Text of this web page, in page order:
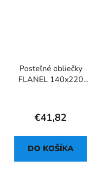
Posteľné obliečky
FLANEL 140x220
€41,82
DO KOŠÍKA